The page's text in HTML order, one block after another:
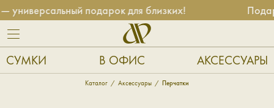
подарок для близких!
СУМКИ В ОФИС АКСЕССУАРЫ
Каталог Аксессуары Перчатки